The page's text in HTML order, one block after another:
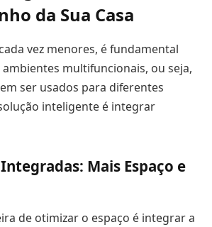
da Sua Casa
vez menores, é fundamental
multifuncionais, ou seja,
ser usados para diferentes
inteligente é integrar
Mais Espaço e
de otimizar o espaço é integrar a